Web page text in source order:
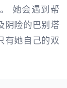
她会遇到帮
阴险的巴别塔
有她自己的双